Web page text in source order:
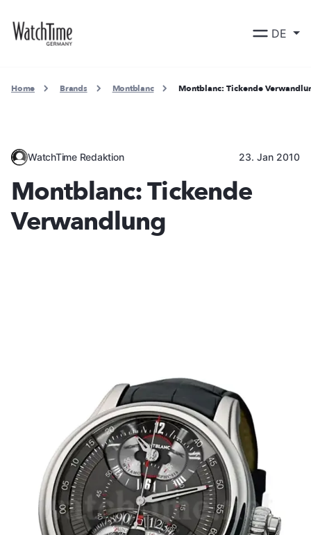
DE
Home Brands Montblanc Montblanc: Tickende
WatchTime Redaktion 23. Jan 2010
Montblanc: Tickende
Verwandlung